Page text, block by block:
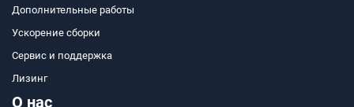
Дополнительные работы
Ускорение сборки
Сервис и поддержка
Лизинг
О нас